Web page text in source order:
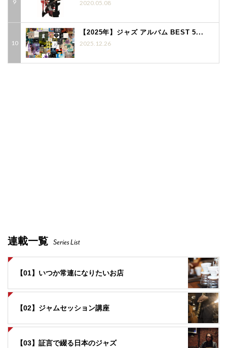
2020.05.08
【2025年】ジャズ アルバム BEST 5...
2025.12.26
連載一覧 Series List
【01】いつか常連になりたいお店
【02】ジャムセッション講座
【03】証言で綴る日本のジャズ